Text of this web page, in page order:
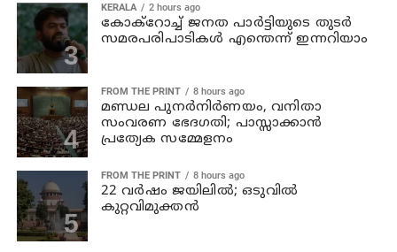
KERALA 2 hours ago
കോക്റോച്ച് ജനത പാര്‍ട്ടിയുടെ തുടര്‍
സമരപരിപാടികള്‍ എന്തെന്ന് ഇന്നറിയാം
FROM THE PRINT 8 hours ago
മണ്ഡല പുനർനിർണയം, വനിതാ
സംവരണ ഭേദഗതി; പാസ്സാക്കാൻ
പ്രത്യേക സമ്മേളനം
FROM THE PRINT 8 hours ago
22 വർഷം ജയിലിൽ; ഒടുവിൽ
കുറ്റവിമുക്തൻ